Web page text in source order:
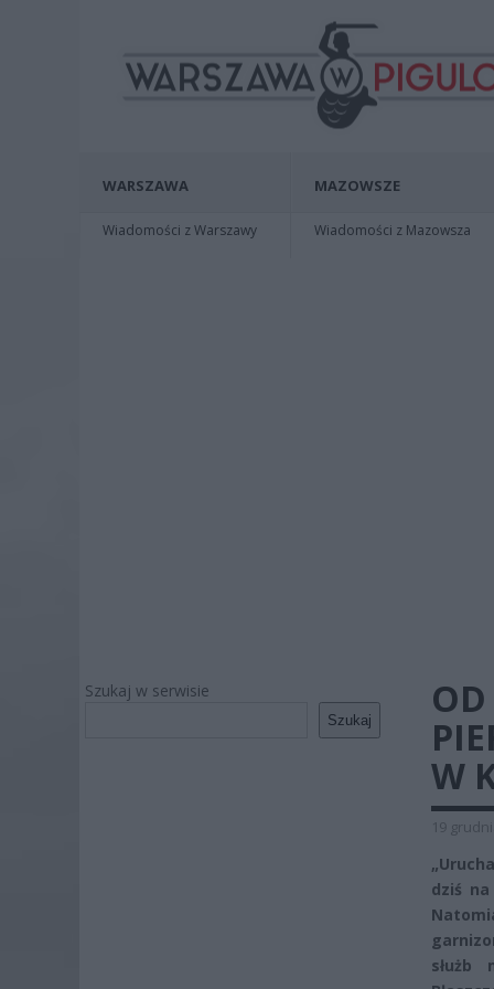
WARSZAWA
Wiadomości z Warszawy
MAZOWSZE
Wiadomości z Mazowsza
Szukaj w serwisie
Szukaj
W
19
dziś
służb